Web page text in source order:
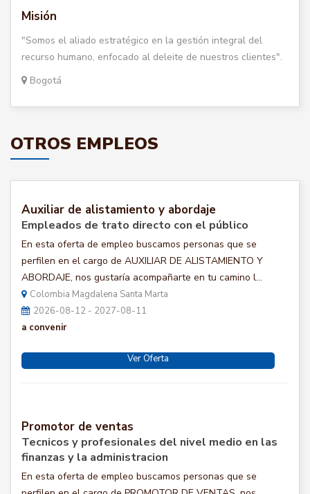
Misión
"Somos el aliado estratégico en la gestión integral del
recurso humano, enfocado al deleite de nuestros clientes".
Bogotá
OTROS EMPLEOS
Auxiliar de alistamiento y abordaje
Empleados de trato directo con el público
En esta oferta de empleo buscamos personas que se
perfilen en el cargo de AUXILIAR DE ALISTAMIENTO Y
ABORDAJE, nos gustaría acompañarte en tu camino l...
Colombia Magdalena Santa Marta
2026-08-12 - 2027-08-11
a convenir
Ver Oferta
Promotor de ventas
Tecnicos y profesionales del nivel medio en las
finanzas y la administracion
En esta oferta de empleo buscamos personas que se